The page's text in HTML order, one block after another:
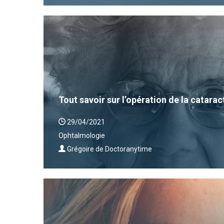
Tout savoir sur l’opération de la
29/04/2021
Ophtalmologie
Grégoire de Doctoranytime